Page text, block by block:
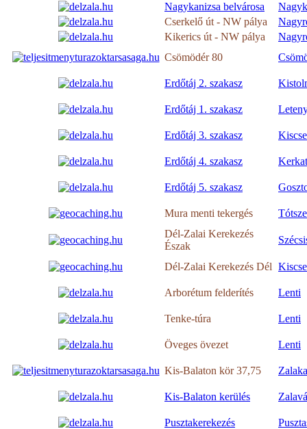
Nagykanizsa belvárosa
Cserkelő út - NW pálya
Kikerics út - NW pálya
Csömödér 80
Erdőtáj 2. szakasz
Erdőtáj 1. szakasz
Erdőtáj 3. szakasz
Erdőtáj 4. szakasz
Erdőtáj 5. szakasz
Mura menti tekergés
Dél-Zalai Kerekezés
Észak
Dél-Zalai Kerekezés Dél
Arborétum felderítés Lenti
Tenke-túra Lenti
Öveges övezet Lenti
Kis-Balaton kör 37,75
Kis-Balaton kerülés
Pusztakerekezés